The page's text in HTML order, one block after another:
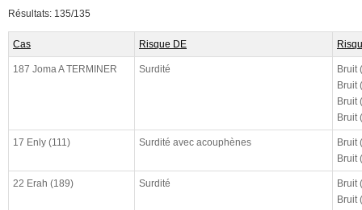
maladie déclaré
risque PAR
poste de travail
declaré (de)
Résultats: 135/135
Cas Risque DE
187 Joma A TERMINER Surdité
Bruit
Bruit
Bruit
Bruit
17 Enly (111) Surdité avec acouphènes
Bruit
Bruit
22 Erah (189) Surdité
Bruit
Bruit